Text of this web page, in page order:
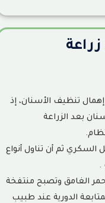
تنظيف الأسنان، إذ
بعد الزراعة
السكري ثم أن تناول أنواع
.
الغامق وتصبح منتفخة
الدورية عند طبيب